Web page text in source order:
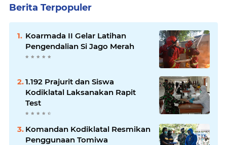
Berita Terpopuler
Koarmada II Gelar Latihan
Pengendalian Si Jago Merah
1.192 Prajurit dan Siswa
Kodiklatal Laksanakan Rapit
Test
Komandan Kodiklatal Resmikan
Penggunaan Tomiwa